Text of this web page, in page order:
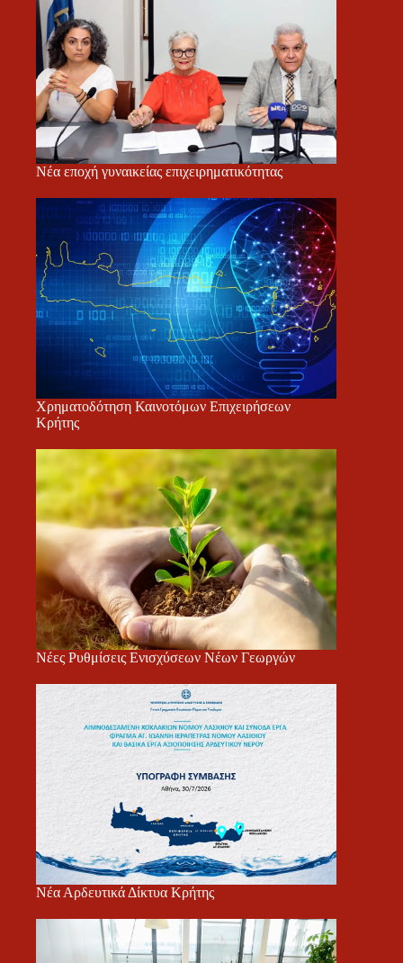
Νέα εποχή γυναικείας επιχειρηματικότητας
Χρηματοδότηση Καινοτόμων Επιχειρήσεων
Κρήτης
Νέες Ρυθμίσεις Ενισχύσεων Νέων Γεωργών
Νέα Αρδευτικά Δίκτυα Κρήτης